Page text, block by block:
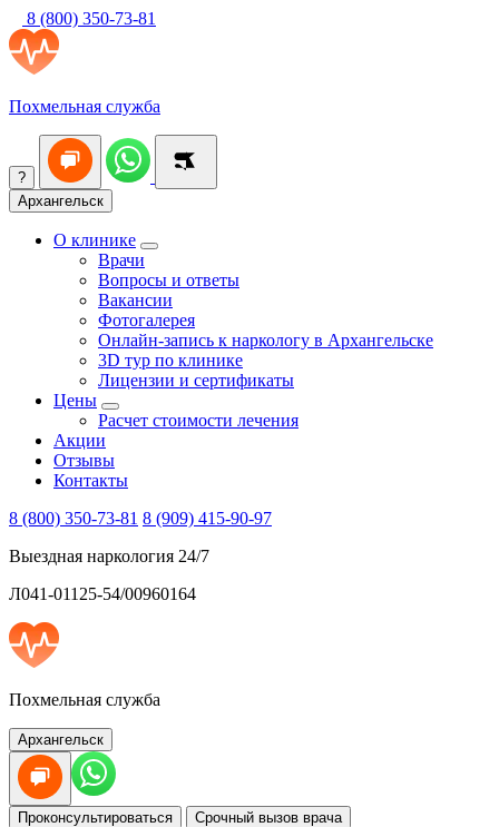
8 (800) 350-73-81
Похмельная служба
?
Архангельск
О клинике
Врачи
Вопросы и ответы
Вакансии
Фотогалерея
Онлайн-запись к наркологу в Архангельске
3D тур по клинике
Лицензии и сертификаты
Цены
Расчет стоимости лечения
Акции
Отзывы
Контакты
8 (800) 350-73-81 8 (909) 415-90-97
Выездная наркология 24/7
Л041-01125-54/00960164
Похмельная служба
Архангельск
Проконсультироваться Срочный вызов врача